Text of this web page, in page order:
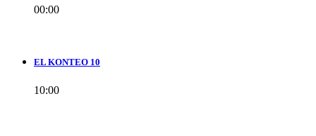
00:00
EL KONTEO 10
10:00